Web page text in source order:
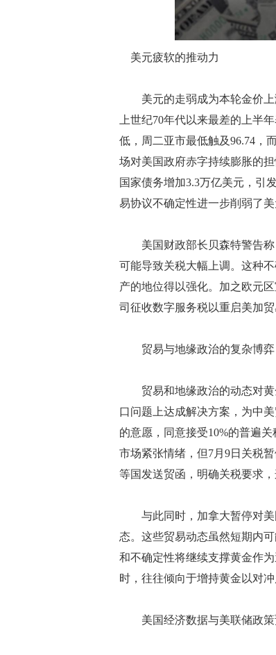
美元疲软的推动力
美元的走弱成为本轮金价上
上世纪70年代以来最差的上半
低，周二亚市最低触及96.74，
场对美国政府赤字持续膨胀的
国家债务增加3.3万亿美元，引
易协议不确定性进一步削弱了美
美国财政部长贝森特警告称
可能导致关税大幅上调。这种
产的地位得以强化。加之欧元
司征收数字服务税以重启美加
贸易与地缘政治的复杂博弈
贸易和地缘政治的动态对黄
口问题上达成解决方案，为中
的意愿，同意接受10%的普遍
市场紧张情绪，但7月9日关税
等国发送贸函，明确关税要求
与此同时，加拿大暂停对美
态。这些贸易动态虽然短期内
和不确定性将继续支撑黄金作
时，往往倾向于增持黄金以对冲
美国经济数据与美联储政策